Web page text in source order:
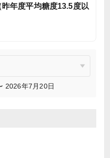
年度平均糖度13.5度以
2026年7月20日